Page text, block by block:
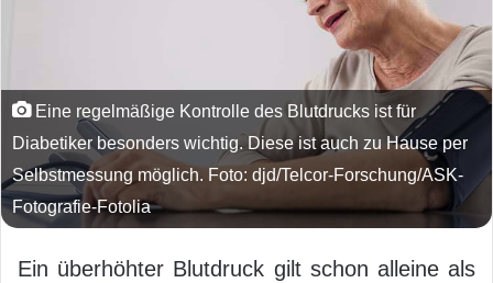
Eine regelmäßige Kontrolle des Blutdrucks ist für
Diabetiker besonders wichtig. Diese ist auch zu Hause per
Selbstmessung möglich. Foto: djd/Telcor-Forschung/ASK-
Fotografie-Fotolia
Ein überhöhter Blutdruck gilt schon alleine als